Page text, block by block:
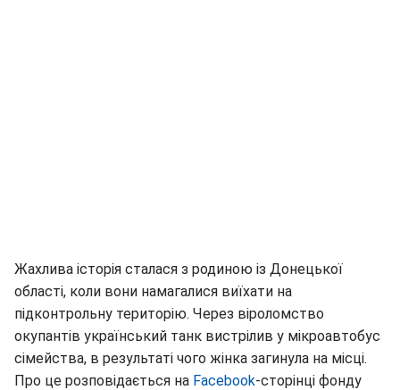
Жахлива історія сталася з родиною із Донецької
області, коли вони намагалися виїхати на
підконтрольну територію. Через віроломство
окупантів український танк вистрілив у мікроавтобус
сімейства, в результаті чого жінка загинула на місці.
Про це розповідається на Facebook-сторінці фонду